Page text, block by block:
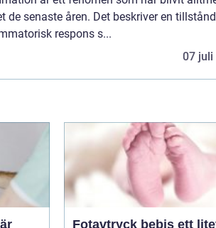
de senaste åren. Det beskriver en
respons s...
07 juli
Fotavtryck bebis ett litet